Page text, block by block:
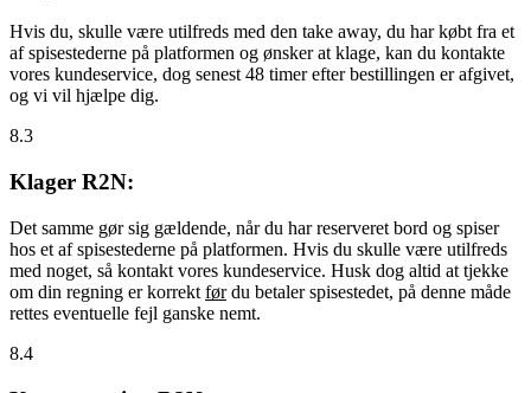
Hvis du, skulle være utilfreds med den take away, du har købt fra et
af spisestederne på platformen og ønsker at klage, kan du kontakte
vores kundeservice, dog senest 48 timer efter bestillingen er afgivet,
og vi vil hjælpe dig.
8.3
Klager R2N:
Det samme gør sig gældende, når du har reserveret bord og spiser
hos et af spisestederne på platformen. Hvis du skulle være utilfreds
med noget, så kontakt vores kundeservice. Husk dog altid at tjekke
om din regning er korrekt førdu betaler spisestedet, på denne måde
rettes eventuelle fejl ganske nemt.
8.4